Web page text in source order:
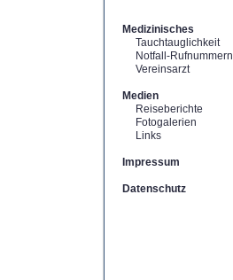
Medizinisches
Tauchtauglichkeit
Notfall-Rufnummern
Vereinsarzt
Medien
Reiseberichte
Fotogalerien
Links
Impressum
Datenschutz